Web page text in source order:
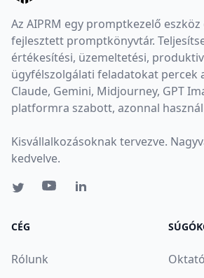
Az AIPRM egy promptkezelő
fejlesztett promptkönyvtár.
értékesítési, üzemeltetési,
ügyfélszolgálati feladatokat percek
Claude, Gemini, Midjourney, GPT
platformra szabott, azonnal
Kisvállalkozásoknak tervezve.
kedvelve.
CÉG
Rólunk